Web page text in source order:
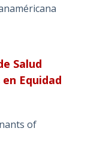
Salud
Equidad
of